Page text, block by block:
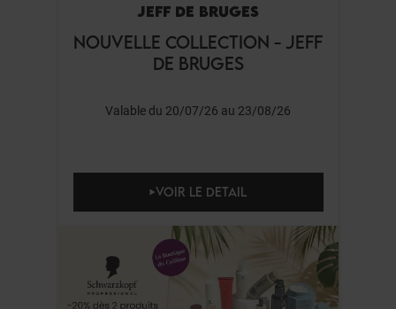
JEFF DE BRUGES
NOUVELLE COLLECTION - JEFF
DE BRUGES
Valable du 20/07/26 au 23/08/26
VOIR LE DETAIL